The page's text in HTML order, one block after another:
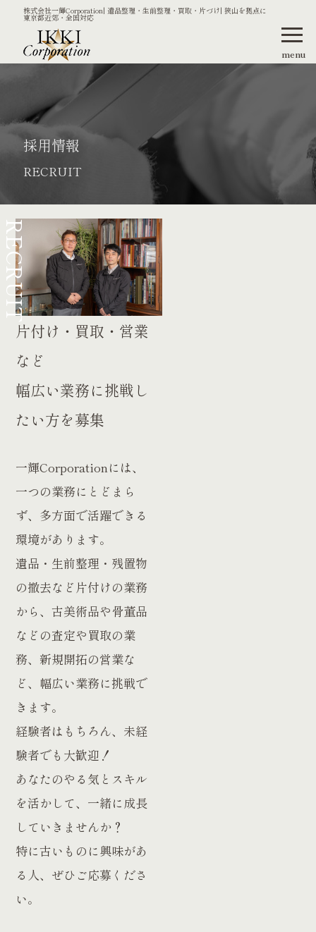
株式会社一輝Corporation| 遺品整理・生前整理・買取・片づけ| 狭山を拠点に
東京都近郊・全国対応
menu
採用情報
RECRUIT
RECRUIT
片付け・買取・営業
など
幅広い業務に挑戦し
たい方を募集
一輝Corporationには、
一つの業務にとどまら
ず、多方面で活躍できる
環境があります。
遺品・生前整理・残置物
の撤去など片付けの業務
から、古美術品や骨董品
などの査定や買取の業
務、新規開拓の営業な
ど、幅広い業務に挑戦で
きます。
経験者はもちろん、未経
験者でも大歓迎！
あなたのやる気とスキル
を活かして、一緒に成長
していきませんか？
特に古いものに興味があ
る人、ぜひご応募くださ
い。